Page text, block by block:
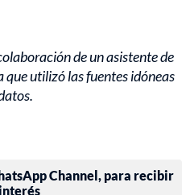
de un asistente de
utilizó las fuentes idóneas
Channel, para recibir